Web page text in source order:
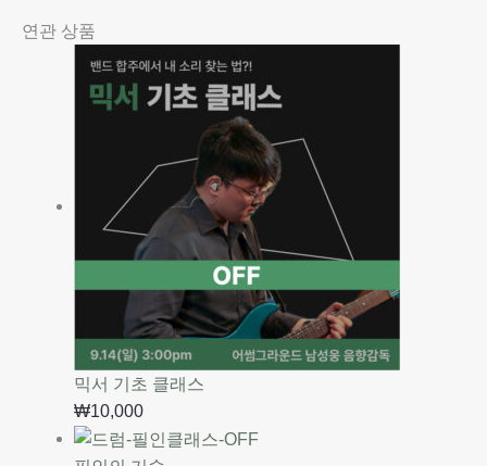
연관 상품
믹서 기초 클래스
₩10,000